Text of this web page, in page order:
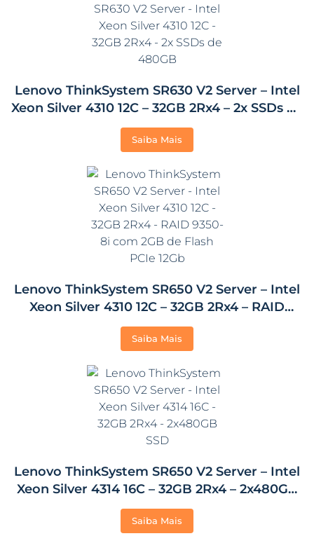
Lenovo ThinkSystem SR630 V2 Server – Intel
Xeon Silver 4310 12C – 32GB 2Rx4 – 2x SSDs de
480GB
Saiba Mais
Lenovo ThinkSystem SR650 V2 Server – Intel
Xeon Silver 4310 12C – 32GB 2Rx4 – RAID
9350-8i com 2GB de Flash PCIe 12Gb
Saiba Mais
Lenovo ThinkSystem SR650 V2 Server – Intel
Xeon Silver 4314 16C – 32GB 2Rx4 – 2x480GB
SSD
Saiba Mais